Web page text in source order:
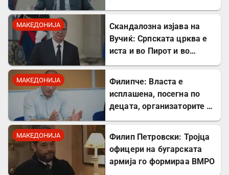
МАКЕДОНИЈА
Скандалозна изјава на
Вучиќ: Српската црква е
иста и во Пирот и во
МАКЕДОНИЈА
Филипче: Власта е
исплашена, посегна по
децата, организаторите и
МАКЕДОНИЈА
Филип Петровски: Тројца
офицери на бугарската
армија го формираа ВМРО